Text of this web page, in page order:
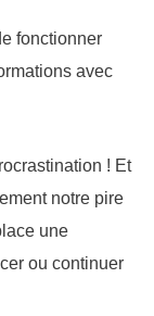
fonctionner
avec
! Et
notre pire
une
ou continuer